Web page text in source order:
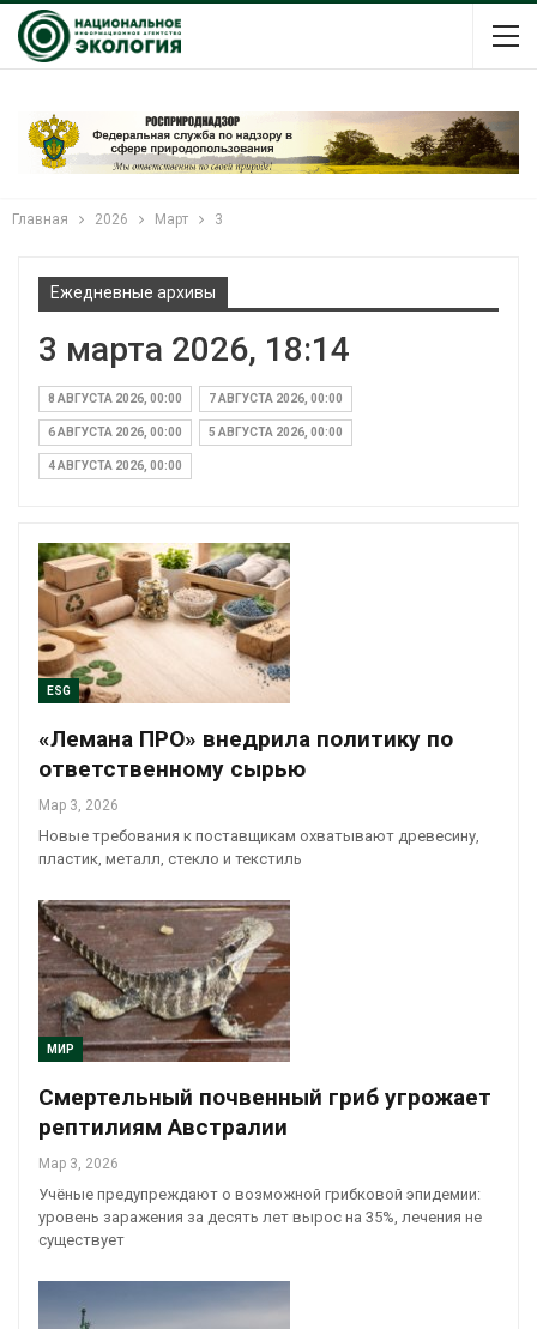
Главная 2026 Март 3
Ежедневные архивы
3 марта 2026, 18:14
8 АВГУСТА 2026, 00:00 7 АВГУСТА 2026, 00:00
6 АВГУСТА 2026, 00:00 5 АВГУСТА 2026, 00:00
4 АВГУСТА 2026, 00:00
ESG
«Лемана ПРО» внедрила политику по
ответственному сырью
Мар 3, 2026
Новые требования к поставщикам охватывают древесину,
пластик, металл, стекло и текстиль
МИР
Смертельный почвенный гриб угрожает
рептилиям Австралии
Мар 3, 2026
Учёные предупреждают о возможной грибковой эпидемии:
уровень заражения за десять лет вырос на 35%, лечения не
существует